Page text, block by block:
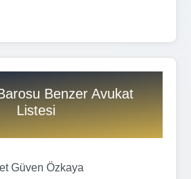
Benzer Avukat
Listesi
Güven Özkaya